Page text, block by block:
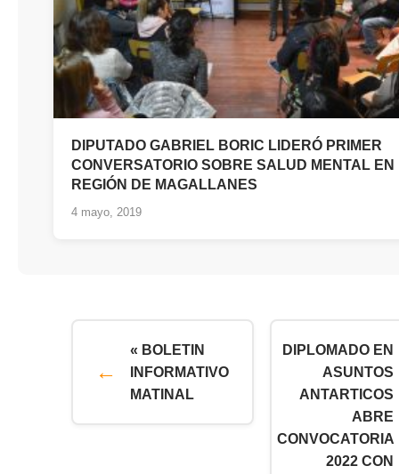
DIPUTADO GABRIEL BORIC LIDERÓ PRIMER
CONVERSATORIO SOBRE SALUD MENTAL EN
REGIÓN DE MAGALLANES
4 mayo, 2019
« BOLETIN
INFORMATIVO
MATINAL
DIPLOMADO EN
ASUNTOS
ANTARTICOS
ABRE
CONVOCATORIA
2022 CON